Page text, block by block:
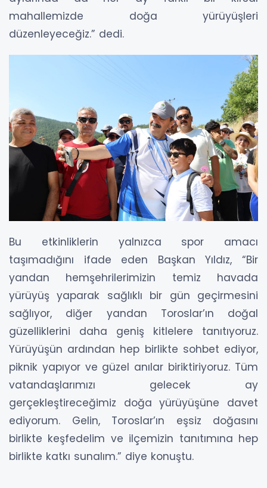
mahallemizde doğa yürüyüşleri
düzenleyeceğiz.” dedi.
Bu etkinliklerin yalnızca spor amacı
taşımadığını ifade eden Başkan Yıldız, “Bir
yandan hemşehrilerimizin temiz havada
yürüyüş yaparak sağlıklı bir gün geçirmesini
sağlıyor, diğer yandan Toroslar’ın doğal
güzelliklerini daha geniş kitlelere tanıtıyoruz.
Yürüyüşün ardından hep birlikte sohbet ediyor,
piknik yapıyor ve güzel anılar biriktiriyoruz. Tüm
vatandaşlarımızı gelecek ay
gerçekleştireceğimiz doğa yürüyüşüne davet
ediyorum. Gelin, Toroslar’ın eşsiz doğasını
birlikte keşfedelim ve ilçemizin tanıtımına hep
birlikte katkı sunalım.” diye konuştu.